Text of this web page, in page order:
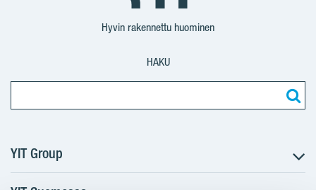
Suomi
Hyvin rakennettu huominen
HAKU
YIT Group